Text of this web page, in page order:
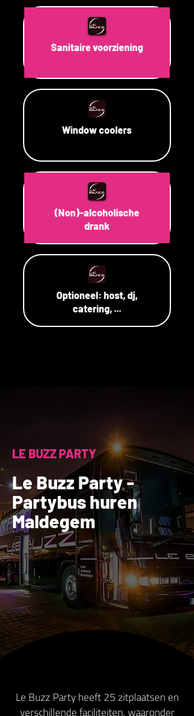
Sanitaire voorziening
Window coolers
(Non)-alcoholische
drank
Optioneel: host, dj,
catering, ...
LE BUZZ PARTY
Le Buzz Party -
Partybus huren
Maldegem
Le Buzz Party heeft 25 zitplaatsen en